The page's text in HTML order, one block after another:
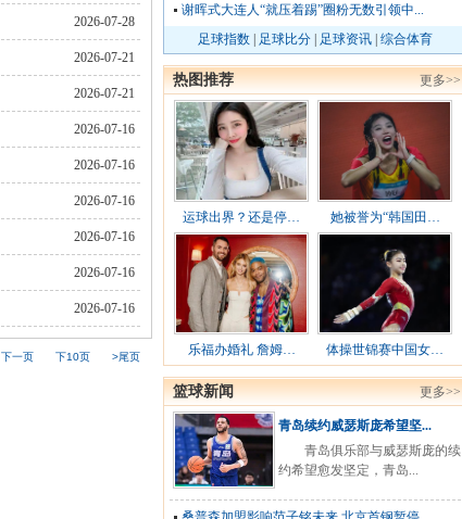
2026-07-28
2026-07-21
2026-07-21
2026-07-16
2026-07-16
2026-07-16
2026-07-16
2026-07-16
2026-07-16
下一页 下10页 >尾页
谢晖式大连人“就压着踢”圈粉无数引领中...
足球指数
足球比分 足球资讯 综合体育
更多>>
热图推荐
运球出界？还是停… 她被誉为“韩国田…
乐福办婚礼 詹姆… 体操世锦赛中国女…
更多>>
篮球新闻
青岛续约威瑟斯庞希望坚...
青岛俱乐部与威瑟斯庞的续
约希望愈发坚定，青岛...